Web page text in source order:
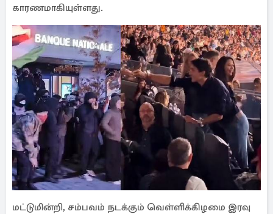
காரணமாகியுள்ளது.
மட்டுமின்றி, சம்பவம் நடக்கும் வெள்ளிக்கிழமை இரவு